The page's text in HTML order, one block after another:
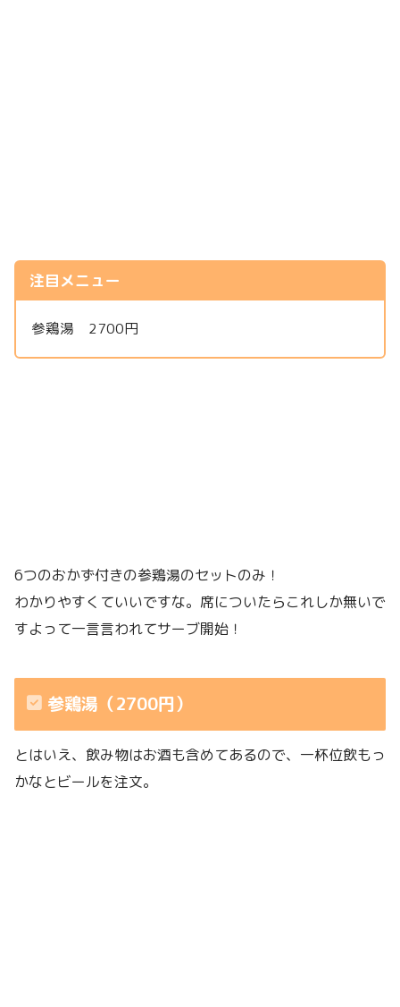
注目メニュー
参鶏湯 2700円
6つのおかず付きの参鶏湯のセットのみ！
わかりやすくていいですな。席についたらこれしか無いで
すよって一言言われてサーブ開始！
参鶏湯（2700円）
とはいえ、飲み物はお酒も含めてあるので、一杯位飲もっ
かなとビールを注文。